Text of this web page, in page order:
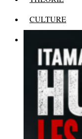
CULTURE